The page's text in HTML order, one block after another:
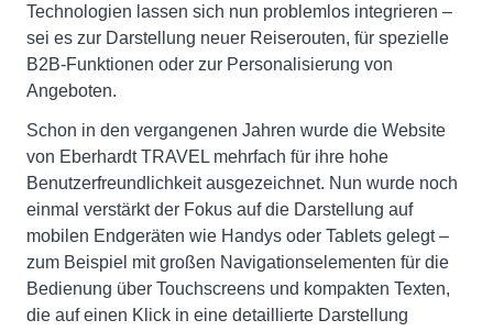
Technologien lassen sich nun problemlos integrieren –
sei es zur Darstellung neuer Reiserouten, für spezielle
B2B-Funktionen oder zur Personalisierung von
Angeboten.
Schon in den vergangenen Jahren wurde die Website
von Eberhardt TRAVEL mehrfach für ihre hohe
Benutzerfreundlichkeit ausgezeichnet. Nun wurde noch
einmal verstärkt der Fokus auf die Darstellung auf
mobilen Endgeräten wie Handys oder Tablets gelegt –
zum Beispiel mit großen Navigationselementen für die
Bedienung über Touchscreens und kompakten Texten,
die auf einen Klick in eine detaillierte Darstellung